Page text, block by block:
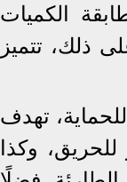
الكميات
ذلك، تتميز
تهدف
وكذا